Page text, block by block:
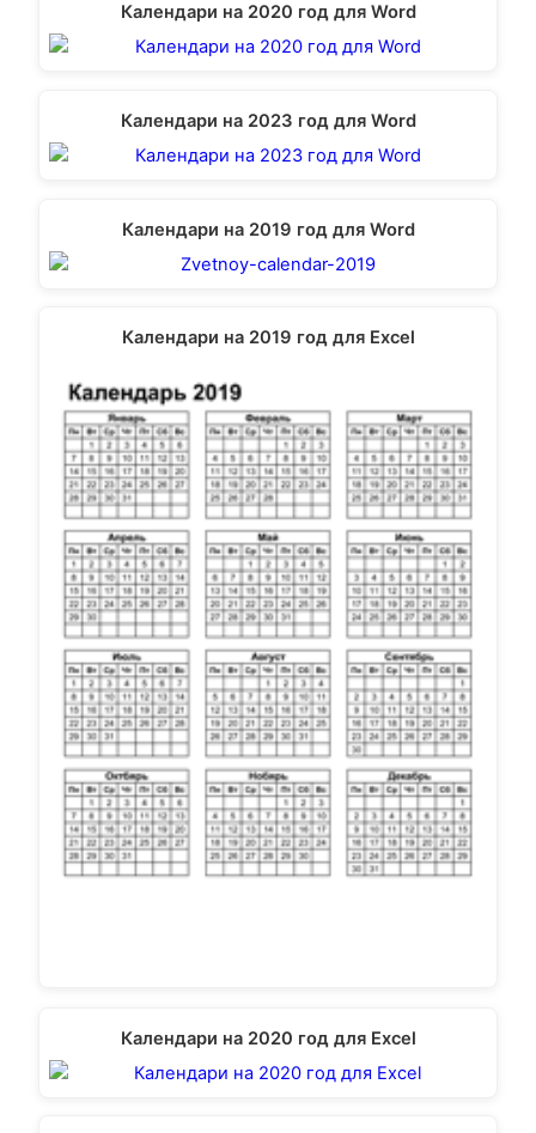
Календари на 2020 год для Word
Календари на 2023 год для Word
Календари на 2019 год для Word
Календари на 2019 год для Excel
Календари на 2020 год для Excel